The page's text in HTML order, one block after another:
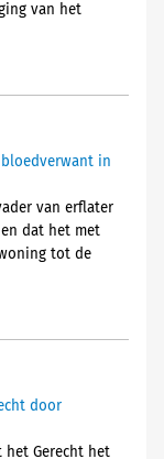
van het
in
van erflater
dat het met
tot de
door
het Gerecht het